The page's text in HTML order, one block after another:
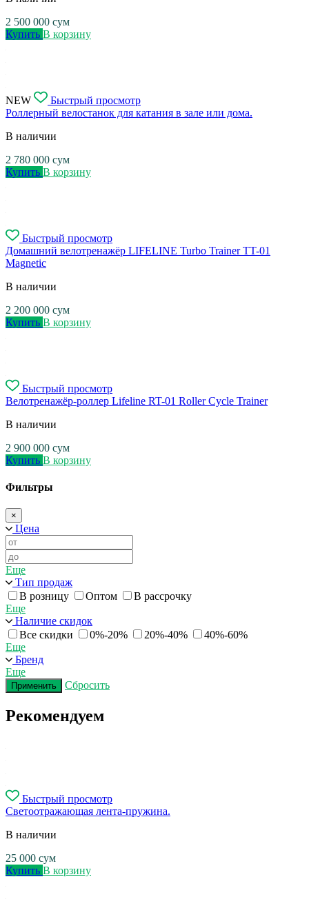
2 500 000 сум
Купить В корзину
NEW
Быстрый просмотр
Роллерный велостанок для катания в зале или дома.
В наличии
2 780 000 сум
Купить В корзину
Быстрый просмотр
Домашний велотренажёр LIFELINE Turbo Trainer TT-01
Magnetic
В наличии
2 200 000 сум
Купить В корзину
Быстрый просмотр
Велотренажёр-роллер Lifeline RT-01 Roller Cycle Trainer
В наличии
2 900 000 сум
Купить В корзину
Фильтры
×
Цена
Еще
Тип продаж
В розницу
Оптом
В рассрочку
Еще
Наличие скидок
Все скидки
0%-20% 20%-40%
40%-60%
Еще
Бренд
Еще
Применить Сбросить
Рекомендуем
Быстрый просмотр
Светоотражающая лента-пружина.
В наличии
25 000 сум
Купить В корзину